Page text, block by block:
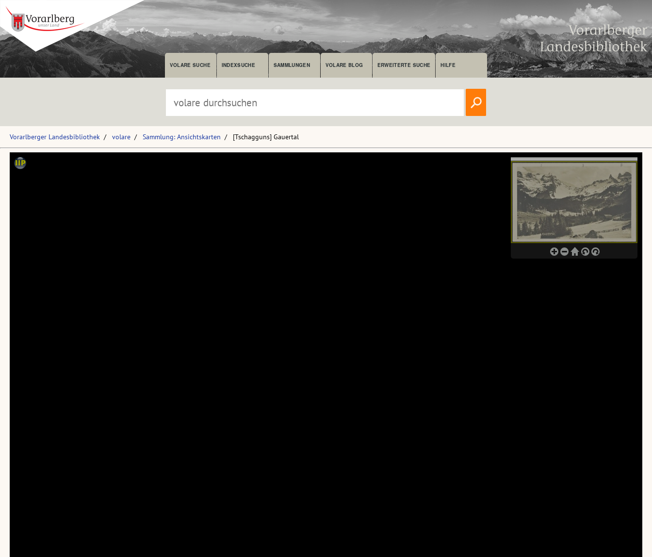
VOLARE SUCHE INDEXSUCHE SAMMLUNGEN VOLARE BLOG ERWEITERTE SUCHE HILFE
Vorarlberger Landesbibliothek volare Sammlung: Ansichtskarten [Tschagguns] Gauertal